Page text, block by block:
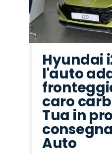
Hyundai
l'auto
caro
Tua in
Auto